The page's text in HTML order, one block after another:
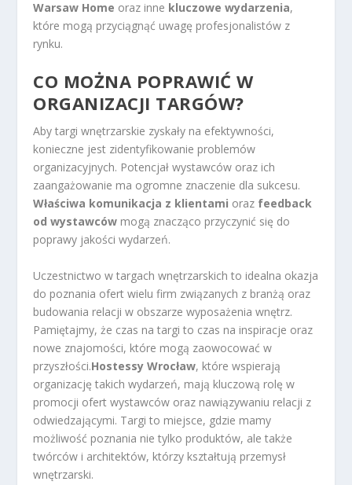
Warsaw Home oraz inne kluczowe wydarzenia,
które mogą przyciągnąć uwagę profesjonalistów z
rynku.
CO MOŻNA POPRAWIĆ W
ORGANIZACJI TARGÓW?
Aby targi wnętrzarskie zyskały na efektywności,
konieczne jest zidentyfikowanie problemów
organizacyjnych. Potencjał wystawców oraz ich
zaangażowanie ma ogromne znaczenie dla sukcesu.
Właściwa komunikacja z klientami oraz feedback
od wystawców mogą znacząco przyczynić się do
poprawy jakości wydarzeń.
Uczestnictwo w targach wnętrzarskich to idealna okazja
do poznania ofert wielu firm związanych z branżą oraz
budowania relacji w obszarze wyposażenia wnętrz.
Pamiętajmy, że czas na targi to czas na inspiracje oraz
nowe znajomości, które mogą zaowocować w
przyszłości.Hostessy Wrocław, które wspierają
organizację takich wydarzeń, mają kluczową rolę w
promocji ofert wystawców oraz nawiązywaniu relacji z
odwiedzającymi. Targi to miejsce, gdzie mamy
możliwość poznania nie tylko produktów, ale także
twórców i architektów, którzy kształtują przemysł
wnętrzarski.